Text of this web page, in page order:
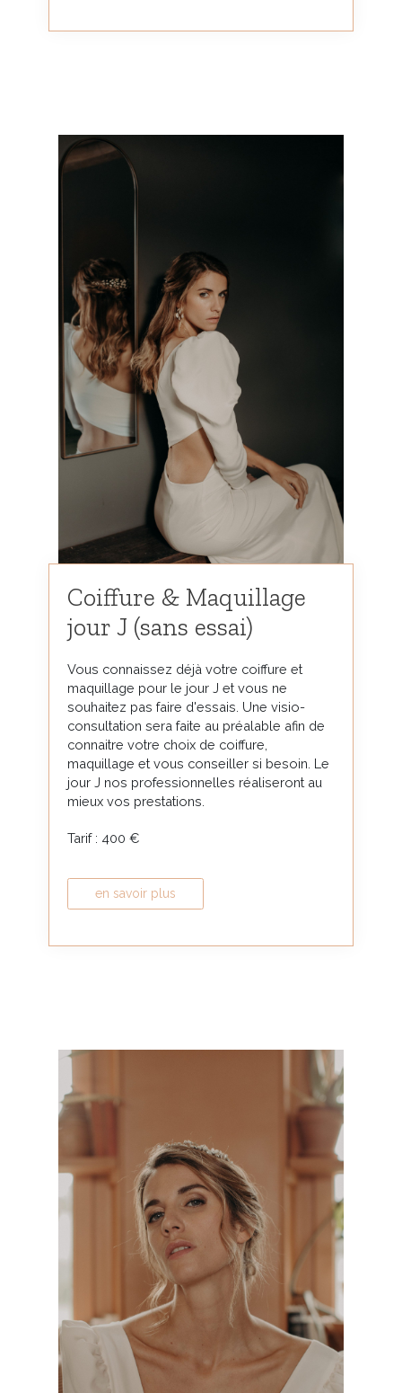
Coiffure & Maquillage
jour J (sans essai)
Vous connaissez déjà votre coiffure et
maquillage pour le jour J et vous ne
souhaitez pas faire d'essais. Une visio-
consultation sera faite au préalable afin de
connaitre votre choix de coiffure,
maquillage et vous conseiller si besoin. Le
jour J nos professionnelles réaliseront au
mieux vos prestations.
Tarif : 400 €
en savoir plus